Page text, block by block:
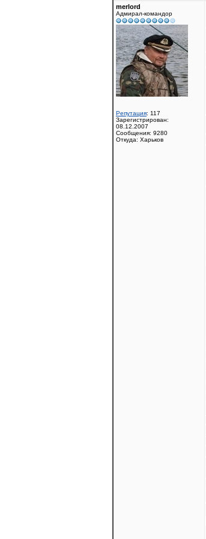
merlord
Адмирал-командор
Репутация: 117
Зарегистрирован:
08.12.2007
Сообщения: 9280
Откуда: Харьков